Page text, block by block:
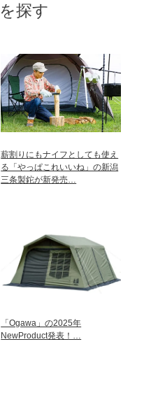
探す
薪割りにもナイフとしても使え
る「やっぱこれいいね」の新潟
三条製鉈が新発売…
「Ogawa」の2025年
NewProduct発表！…